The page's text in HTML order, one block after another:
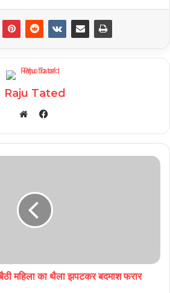
Raju Tated
Facebook
बैठी महिला का थैला झपटकर बदमाश फरार